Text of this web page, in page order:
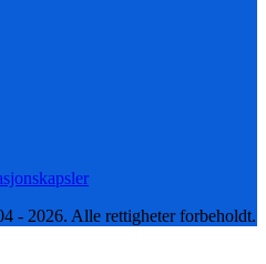
- 2026. Alle rettigheter forbeholdt.